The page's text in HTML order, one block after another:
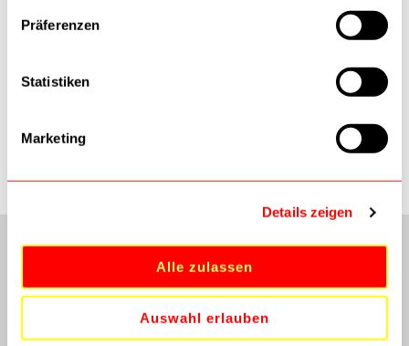
Verantwortungsvoller Umgang mit Geschäftsdaten
Präferenzen
Statistiken
Marketing
Details zeigen
Alle zulassen
Auswahl erlauben
Sie haben keine Artikel auf Ihrem Wunschzettel.